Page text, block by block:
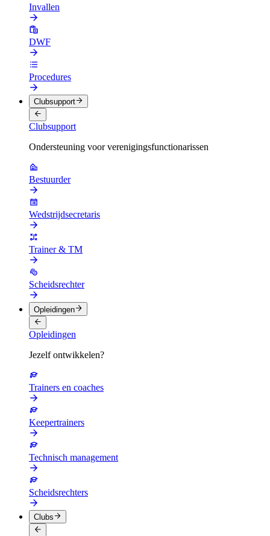
Invallen
DWF
Procedures
Clubsupport
Clubsupport
Ondersteuning voor verenigingsfunctionarissen
Bestuurder
Wedstrijdsecretaris
Trainer & TM
Scheidsrechter
Opleidingen
Opleidingen
Jezelf ontwikkelen?
Trainers en coaches
Keepertrainers
Technisch management
Scheidsrechters
Clubs